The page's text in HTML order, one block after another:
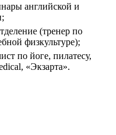
английской и
(тренер по
физкультуре);
по йоге, пилатесу,
«Экзарта».